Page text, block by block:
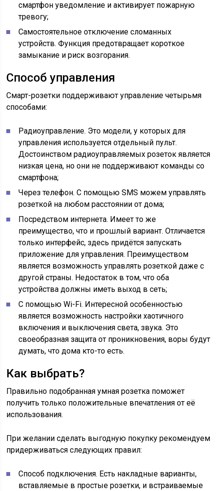
смартфон уведомление и активирует пожарную
тревогу;
Самостоятельное отключение сломанных
устройств. Функция предотвращает короткое
замыкание и риск возгорания.
Способ управления
Смарт-розетки поддерживают управление четырьмя
способами:
Радиоуправление. Это модели, у которых для
управления используется отдельный пульт.
Достоинством радиоуправляемых розеток является
низкая цена, но они не поддерживают команды со
смартфона;
Через телефон. С помощью SMS можем управлять
розеткой на любом расстоянии от дома;
Посредством интернета. Имеет то же
преимущество, что и прошлый вариант. Отличается
только интерфейс, здесь придётся запускать
приложение для управления. Преимуществом
является возможность управлять розеткой даже с
другой страны. Недостаток в том, что оба
устройства должны иметь выход в сеть;
С помощью Wi-Fi. Интересной особенностью
является возможность настройки хаотичного
включения и выключения света, звука. Это
своеобразная защита от проникновения, воры будут
думать, что дома кто-то есть.
Как выбрать?
Правильно подобранная умная розетка поможет
получить только положительные впечатления от её
использования.
При желании сделать выгодную покупку рекомендуем
придерживаться следующих правил:
Способ подключения. Есть накладные варианты,
вставляемые в простые розетки, и встраиваемые